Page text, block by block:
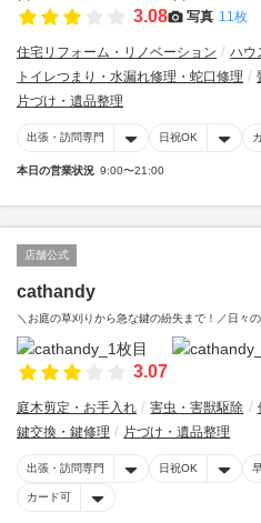
3.08 写真 11枚
住宅リフォーム・リノベーション ハウ
トイレつまり・水漏れ修理・蛇口修理
片づけ・遺品整理
出張・訪問専門 日祝OK
本日の営業状況 9:00〜21:00
店舗公式
cathandy
＼お庭の草刈りから急な鍵の紛失まで！／日
3.07
庭木剪定・お手入れ 害虫・害獣駆除
鍵交換・鍵修理
片づけ・遺品整理
出張・訪問専門 日祝OK
カード可